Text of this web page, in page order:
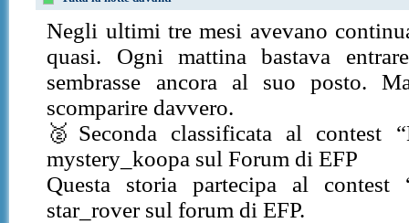
Negli ultimi tre mesi avevano
quasi. Ogni mattina bastava
sembrasse ancora al suo posto.
scomparire davvero.
🥈Seconda classificata al contest
mystery_koopa sul Forum di EFP
Questa storia partecipa al
star_rover sul forum di EFP.